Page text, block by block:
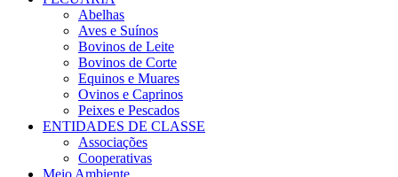
Abelhas
Aves e Suínos
Bovinos de Leite
Bovinos de Corte
Equinos e Muares
Ovinos e Caprinos
Peixes e Pescados
ENTIDADES DE CLASSE
Associações
Cooperativas
Meio Ambiente